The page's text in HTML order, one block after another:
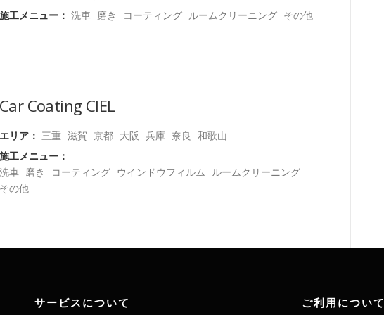
施工メニュー： 洗車 磨き コーティング ルームクリーニング その他
Car Coating CIEL
エリア： 三重 滋賀 京都 大阪 兵庫 奈良
和歌山
施工メニュー：
洗車
磨き コーティング ウインドウフィルム
ルームクリーニング
その他
サービスについて ご利用について